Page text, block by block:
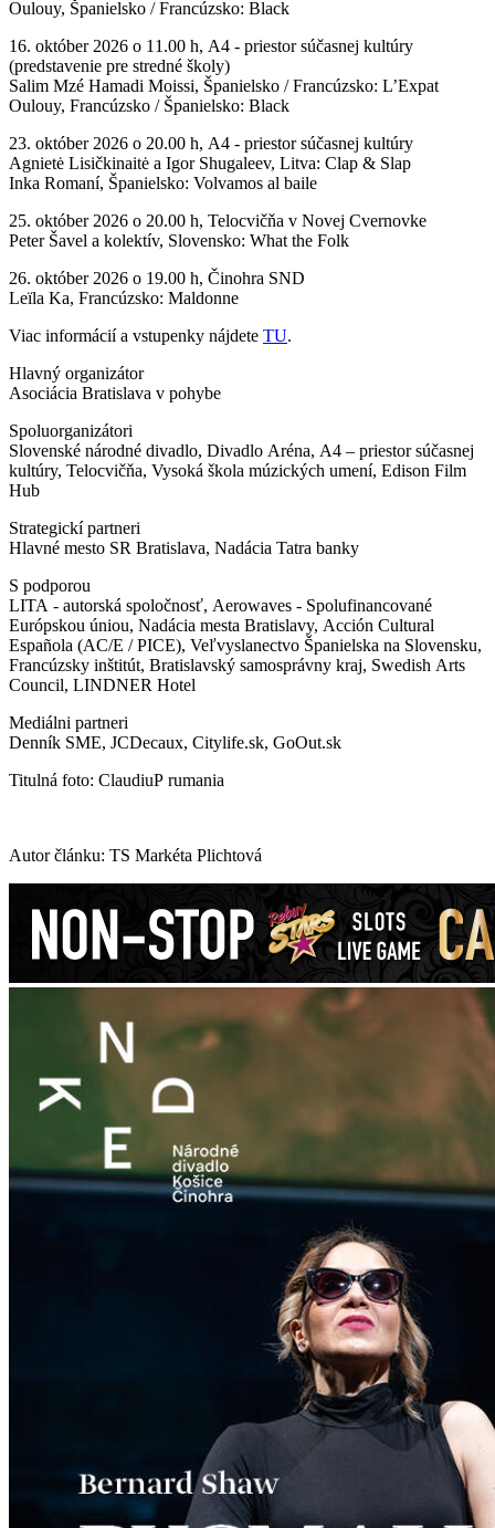
Oulouy, Španielsko / Francúzsko: Black
16. október 2026 o 11.00 h, A4 - priestor súčasnej kultúry
(predstavenie pre stredné školy)
Salim Mzé Hamadi Moissi, Španielsko / Francúzsko: L’Expat
Oulouy, Francúzsko / Španielsko: Black
23. október 2026 o 20.00 h, A4 - priestor súčasnej kultúry
Agnietė Lisičkinaitė a Igor Shugaleev, Litva: Clap & Slap
Inka Romaní, Španielsko: Volvamos al baile
25. október 2026 o 20.00 h, Telocvičňa v Novej Cvernovke
Peter Šavel a kolektív, Slovensko: What the Folk
26. október 2026 o 19.00 h, Činohra SND
Leïla Ka, Francúzsko: Maldonne
Viac informácií a vstupenky nájdete TU.
Hlavný organizátor
Asociácia Bratislava v pohybe
Spoluorganizátori
Slovenské národné divadlo, Divadlo Aréna, A4 – priestor súčasnej
kultúry, Telocvičňa, Vysoká škola múzických umení, Edison Film
Hub
Strategickí partneri
Hlavné mesto SR Bratislava, Nadácia Tatra banky
S podporou
LITA - autorská spoločnosť, Aerowaves - Spolufinancované
Európskou úniou, Nadácia mesta Bratislavy, Acción Cultural
Española (AC/E / PICE), Veľvyslanectvo Španielska na Slovensku,
Francúzsky inštitút, Bratislavský samosprávny kraj, Swedish Arts
Council, LINDNER Hotel
Mediálni partneri
Denník SME, JCDecaux, Citylife.sk, GoOut.sk
Titulná foto: ClaudiuP rumania
Autor článku: TS Markéta Plichtová